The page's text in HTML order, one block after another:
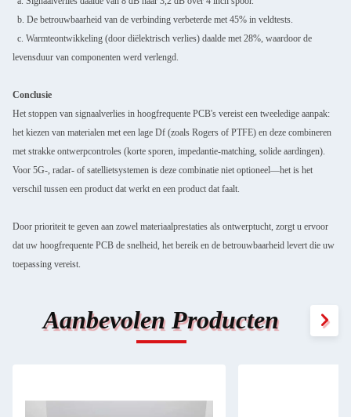
b. De betrouwbaarheid van de verbinding verbeterde met 45% in veldtests.
c. Warmteontwikkeling (door diëlektrisch verlies) daalde met 28%, waardoor de
levensduur van componenten werd verlengd.
Conclusie
Het stoppen van signaalverlies in hoogfrequente PCB's vereist een tweeledige aanpak:
het kiezen van materialen met een lage Df (zoals Rogers of PTFE) en deze combineren
met strakke ontwerpcontroles (korte sporen, impedantie-matching, solide aardingen).
Voor 5G-, radar- of satellietsystemen is deze combinatie niet optioneel—het is het
verschil tussen een product dat werkt en een product dat faalt.
Door prioriteit te geven aan zowel materiaalprestaties als ontwerptucht, zorgt u ervoor
dat uw hoogfrequente PCB de snelheid, het bereik en de betrouwbaarheid levert die uw
toepassing vereist.
Aanbevolen Producten